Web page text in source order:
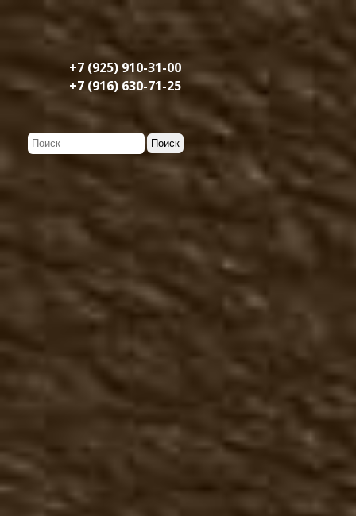
+7 (925) 910-31-00
+7 (916) 630-71-25
Мужская обувь
Демисезонная мужская
Казаки туфли
Казаки полусапоги
Казаки сапоги
Чопперы туфли
Чопперы полусапоги
Чопперы сапоги
Кроссовки, кеды
Трексайдеры
Туфли
Ботинки
Сапоги, челси